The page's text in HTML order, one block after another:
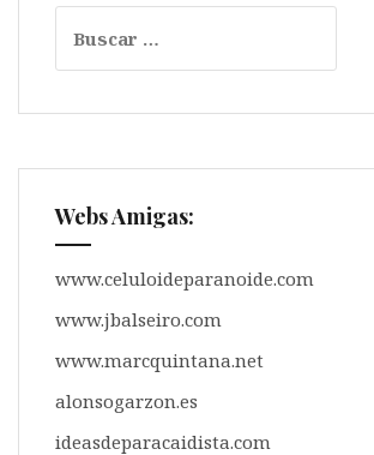
Webs Amigas:
www.celuloideparanoide.com
www.jbalseiro.com
www.marcquintana.net
alonsogarzon.es
ideasdeparacaidista.com